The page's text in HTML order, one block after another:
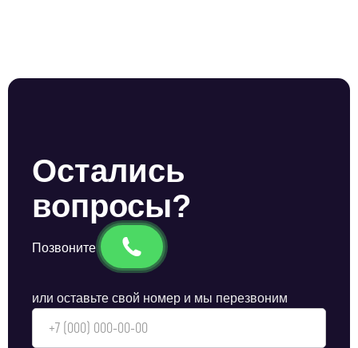
Остались
вопросы?
Позвоните
или оставьте свой номер и мы перезвоним